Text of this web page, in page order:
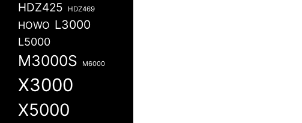
HDZ425 HDZ469
HOWO L3000
L5000
M3000S M6000
X3000
X5000